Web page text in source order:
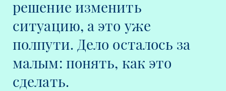
решение изменить
ситуацию, а это уже
полпути. Дело осталось за
малым: понять, как это
сделать.